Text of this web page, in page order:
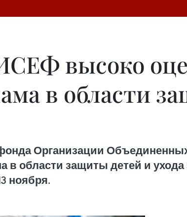
высоко
в области
Организации
области защиты детей и
ноября.